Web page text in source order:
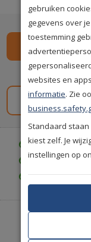
Gratis staal
Gratis bezorgd
Gratis
Gratis achteraf
gebruiken
gegevens over
toestemming
websites en
informatie. Zie
Standaard
kiest zelf. Je
instellingen op